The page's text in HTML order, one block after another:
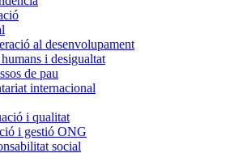
al desenvolupament
i desigualtat
de pau
internacional
i qualitat
i gestió ONG
social